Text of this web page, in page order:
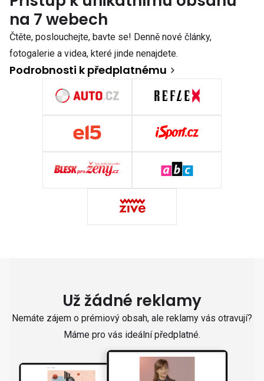
na 7 webech
Čtěte, poslouchejte, bavte se! Denně nové články,
fotogalerie a videa, které jinde nenajdete.
Podrobnosti k předplatnému
Už žádné reklamy
Nemáte zájem o prémiový obsah, ale reklamy vás otravují?
Máme pro vás ideální předplatné.